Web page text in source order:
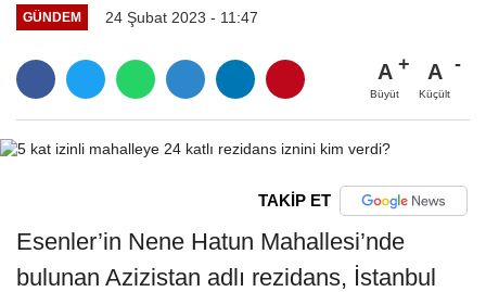
GÜNDEM 24 Şubat 2023 - 11:47
A
Büyüt
A
Küçült
TAKİP ET
Esenler’in Nene Hatun Mahallesi’nde
bulunan Azizistan adlı rezidans, İstanbul